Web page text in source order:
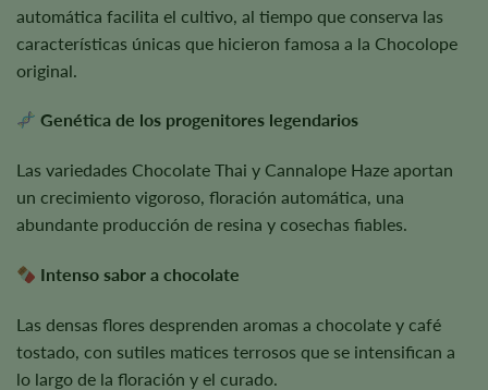
automática facilita el cultivo, al tiempo que conserva las
características únicas que hicieron famosa a la Chocolope
original.
Genética de los progenitores legendarios
Las variedades Chocolate Thai y Cannalope Haze aportan
un crecimiento vigoroso, floración automática, una
abundante producción de resina y cosechas fiables.
Intenso sabor a chocolate
Las densas flores desprenden aromas a chocolate y café
tostado, con sutiles matices terrosos que se intensifican a
lo largo de la floración y el curado.